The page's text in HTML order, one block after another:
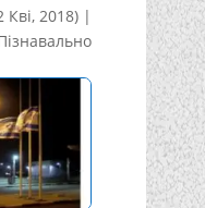
Кві, 2018) |